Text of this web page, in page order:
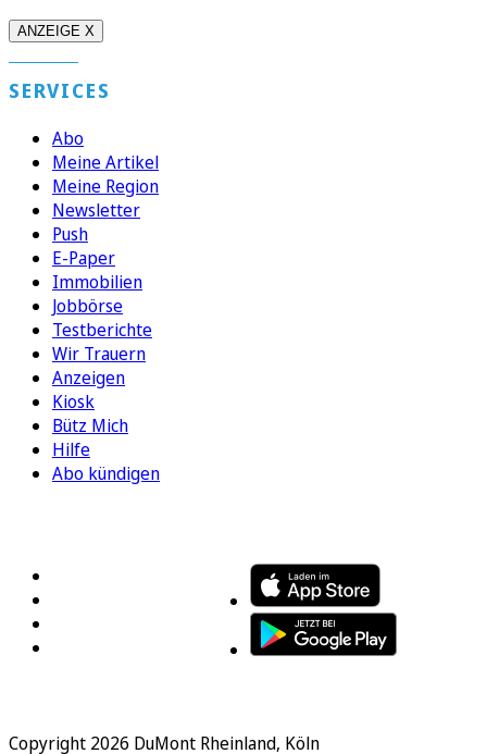
ANZEIGE X
SERVICES
Abo
Meine Artikel
Meine Region
Newsletter
Push
E-Paper
Immobilien
Jobbörse
Testberichte
Wir Trauern
Anzeigen
Kiosk
Bütz Mich
Hilfe
Abo kündigen
Copyright 2026 DuMont Rheinland, Köln